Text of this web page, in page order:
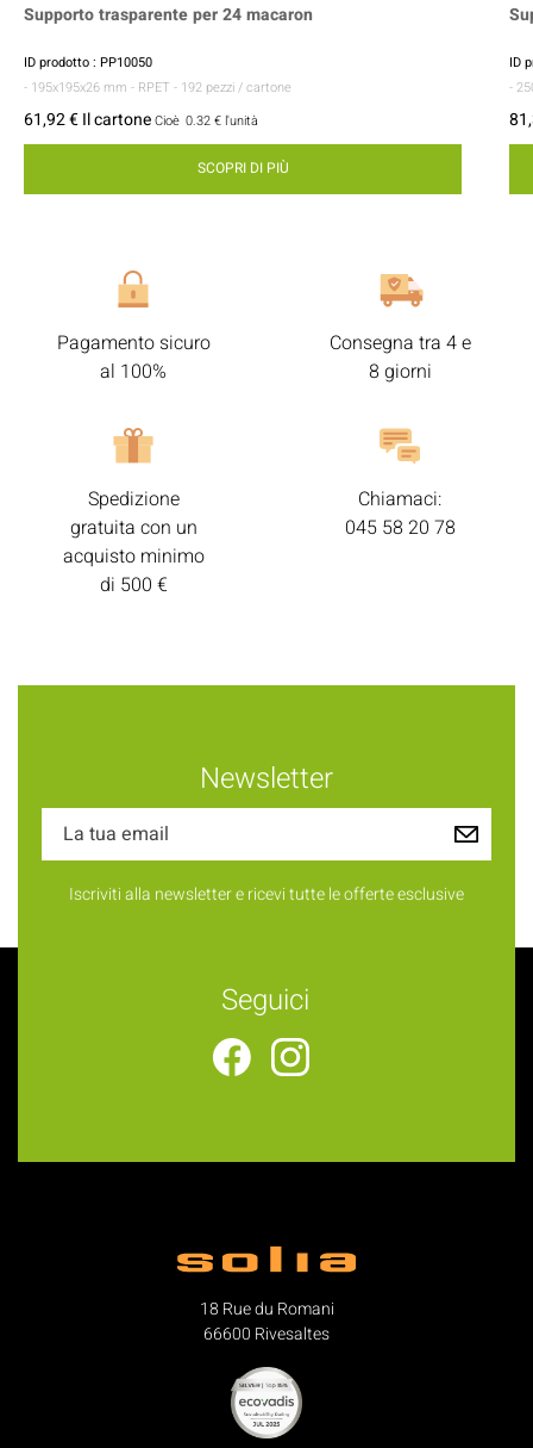
Supporto trasparente per 24 macaron
ID prodotto : PP10050
- 195x195x26 mm - RPET - 192 pezzi / cartone
61,92 € Il cartoneCioè 0.32 € l'unità
SCOPRI DI PIÙ
ID
-
Pagamento sicuro
al 100%
Consegna tra 4 e
8 giorni
Spedizione
gratuita con un
acquisto minimo
di 500 €
Chiamaci:
045 58 20 78
Newsletter
Iscriviti alla newsletter e ricevi tutte le offerte esclusive
Seguici
18 Rue du Romani
66600 Rivesaltes